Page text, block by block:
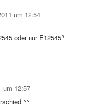
um 12:54
oder nur E12545?
um 12:57
^^